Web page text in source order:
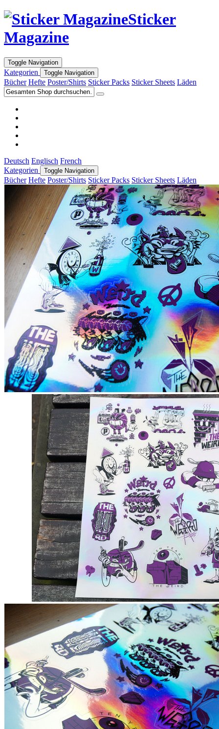
Sticker
Magazine
Toggle Navigation
Kategorien Toggle Navigation
Bücher Hefte Poster/Shirts Sticker Packs Sticker Sheets Läden
Deutsch Englisch French
Kategorien
Toggle Navigation
Bücher Hefte Poster/Shirts Sticker Packs Sticker Sheets Läden